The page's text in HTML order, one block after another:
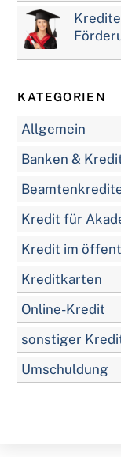
KATEGORIEN
Allgemein
Banken &
Kredit für
Kredit im
Kreditkarten
Online-Kredit
sonstiger
Umschuldung